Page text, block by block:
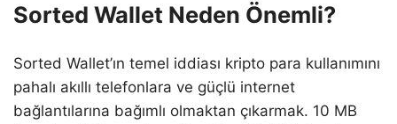
Sorted Wallet Neden Önemli?
Sorted Wallet’ın temel iddiası kripto para kullanımını
pahalı akıllı telefonlara ve güçlü internet
bağlantılarına bağımlı olmaktan çıkarmak. 10 MB